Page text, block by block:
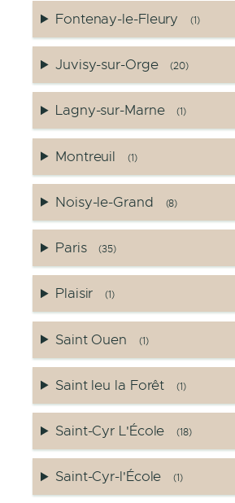
Fontenay-le-Fleury (1)
Juvisy-sur-Orge (20)
Lagny-sur-Marne (1)
Montreuil (1)
Noisy-le-Grand (8)
Paris (35)
Plaisir (1)
Saint Ouen (1)
Saint leu la Forêt (1)
Saint-Cyr L'École (18)
Saint-Cyr-l'École (1)